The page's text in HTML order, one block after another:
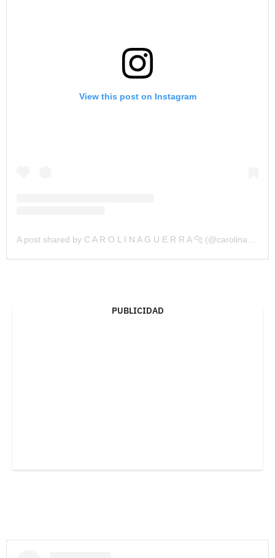
View this post on Instagram
PUBLICIDAD